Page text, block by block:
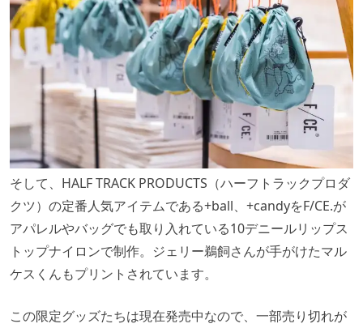
そして、HALF TRACK PRODUCTS（ハーフトラックプロダ
クツ）の定番人気アイテムである+ball、+candyをF/CE.が
アパレルやバッグでも取り入れている10デニールリップス
トップナイロンで制作。ジェリー鵜飼さんが手がけたマル
ケスくんもプリントされています。
この限定グッズたちは現在発売中なので、一部売り切れが